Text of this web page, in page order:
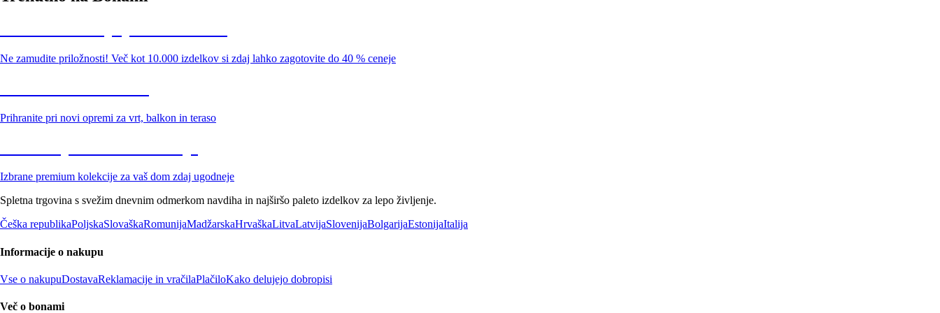
Ne zamudite priložnosti! Več kot 10.000 izdelkov si zdaj lahko zagotovite do 40 % ceneje
Prihranite pri novi opremi za vrt, balkon in teraso
Izbrane premium kolekcije za vaš dom zdaj ugodneje
Spletna trgovina s svežim dnevnim odmerkom navdiha in najširšo paleto izdelkov za lepo življenje.
Češka republikaPoljskaSlovaškaRomunijaMadžarskaHrvaškaLitvaLatvijaSlovenijaBolgarijaEstonijaItalija
Informacije o nakupu
Vse o nakupuDostavaReklamacije in vračilaPlačiloKako delujejo dobropisi
Več o bonami